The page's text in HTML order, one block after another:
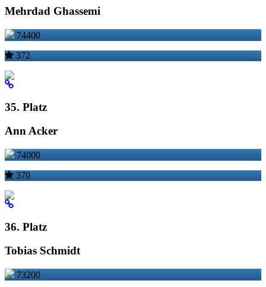
Mehrdad Ghassemi
74400
372
35. Platz
Ann Acker
74000
370
36. Platz
Tobias Schmidt
73200